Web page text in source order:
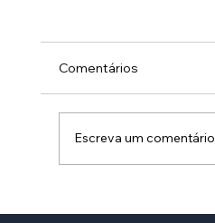
Comentários
Escreva um comentário